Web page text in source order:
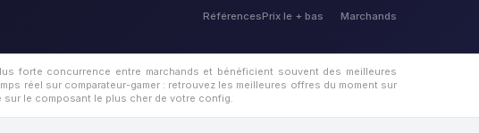
RéférencesPrix le + bas Marchands
forte concurrence entre marchands et bénéficient souvent des meilleures
réel sur comparateur-gamer : retrouvez les meilleures offres du moment sur
sur le composant le plus cher de votre config.